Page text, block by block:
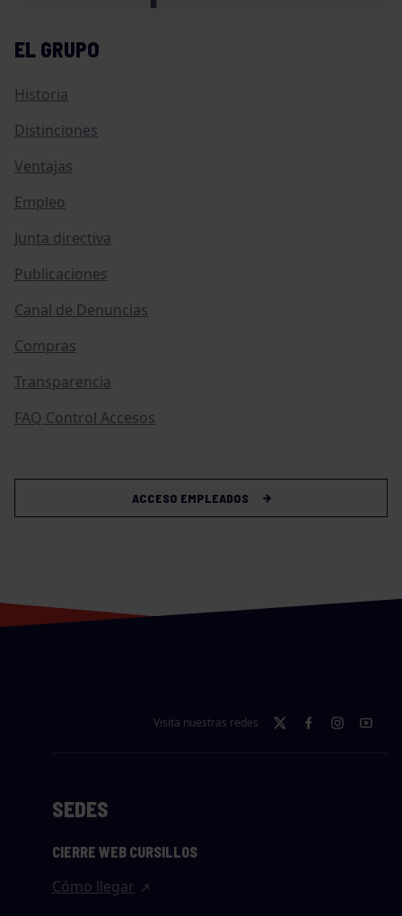
EL GRUPO
Historia
Distinciones
Ventajas
Empleo
Junta directiva
Publicaciones
Canal de Denuncias
Compras
Transparencia
FAQ Control Accesos
ACCESO EMPLEADOS
Visita nuestras redes
SEDES
CIERRE WEB CURSILLOS
Cómo llegar